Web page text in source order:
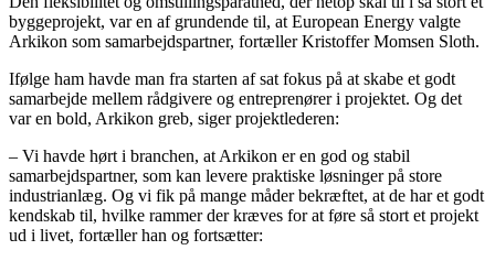
byggeprojekt, var en af grundende til, at European Energy valgte
Arkikon som samarbejdspartner, fortæller Kristoffer Momsen Sloth.
Ifølge ham havde man fra starten af sat fokus på at skabe et godt
samarbejde mellem rådgivere og entreprenører i projektet. Og det
var en bold, Arkikon greb, siger projektlederen:
– Vi havde hørt i branchen, at Arkikon er en god og stabil
samarbejdspartner, som kan levere praktiske løsninger på store
industrianlæg. Og vi fik på mange måder bekræftet, at de har et godt
kendskab til, hvilke rammer der kræves for at føre så stort et projekt
ud i livet, fortæller han og fortsætter: